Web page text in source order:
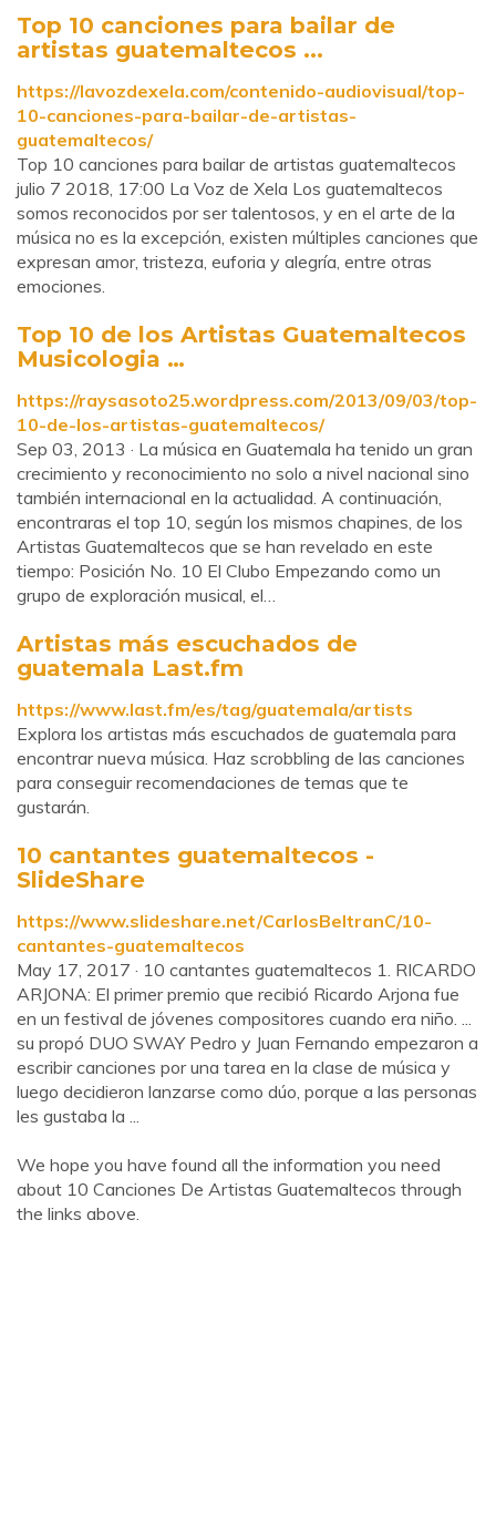
Top 10 canciones para bailar de
artistas guatemaltecos ...
https://lavozdexela.com/contenido-audiovisual/top-
10-canciones-para-bailar-de-artistas-
guatemaltecos/
Top 10 canciones para bailar de artistas guatemaltecos
julio 7 2018, 17:00 La Voz de Xela Los guatemaltecos
somos reconocidos por ser talentosos, y en el arte de la
música no es la excepción, existen múltiples canciones que
expresan amor, tristeza, euforia y alegría, entre otras
emociones.
Top 10 de los Artistas Guatemaltecos
Musicologia …
https://raysasoto25.wordpress.com/2013/09/03/top-
10-de-los-artistas-guatemaltecos/
Sep 03, 2013 · La música en Guatemala ha tenido un gran
crecimiento y reconocimiento no solo a nivel nacional sino
también internacional en la actualidad. A continuación,
encontraras el top 10, según los mismos chapines, de los
Artistas Guatemaltecos que se han revelado en este
tiempo: Posición No. 10 El Clubo Empezando como un
grupo de exploración musical, el…
Artistas más escuchados de
guatemala Last.fm
https://www.last.fm/es/tag/guatemala/artists
Explora los artistas más escuchados de guatemala para
encontrar nueva música. Haz scrobbling de las canciones
para conseguir recomendaciones de temas que te
gustarán.
10 cantantes guatemaltecos -
SlideShare
https://www.slideshare.net/CarlosBeltranC/10-
cantantes-guatemaltecos
May 17, 2017 · 10 cantantes guatemaltecos 1. RICARDO
ARJONA: El primer premio que recibió Ricardo Arjona fue
en un festival de jóvenes compositores cuando era niño. ...
su propó DUO SWAY Pedro y Juan Fernando empezaron a
escribir canciones por una tarea en la clase de música y
luego decidieron lanzarse como dúo, porque a las personas
les gustaba la ...
We hope you have found all the information you need
about 10 Canciones De Artistas Guatemaltecos through
the links above.